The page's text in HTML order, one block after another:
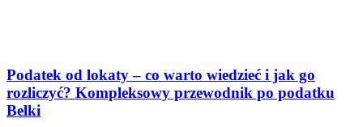
Podatek od lokaty – co warto wiedzieć i jak go
rozliczyć? Kompleksowy przewodnik po podatku
Belki